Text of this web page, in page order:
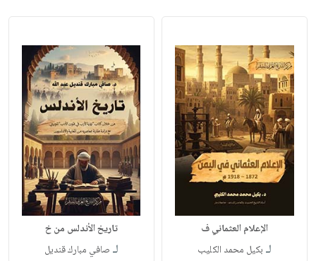
الإعلام العثماني ف
لـ بكيل محمد الكليب
تاريخ الأندلس من خ
لـ صافي مبارك قنديل